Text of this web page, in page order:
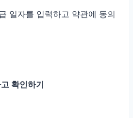
일자를 입력하고 약관에 동의
확인하기